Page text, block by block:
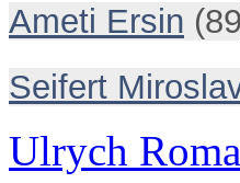
Ameti Ersin
Seifert
Ulrych